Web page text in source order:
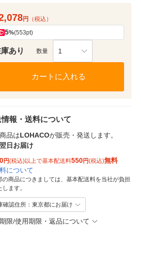
円 （税込）
5%(553pt)
あり 数量 1
カートに入れる
報・送料について
品はLOHACOが販売・発送します。
日お届け
円(税込)以上で基本配送料550円(税込)無料
について
の商品につきましては、基本配送料を当社が負担
します。
確認住所：東京都にお届け
限/使用期限・返品について